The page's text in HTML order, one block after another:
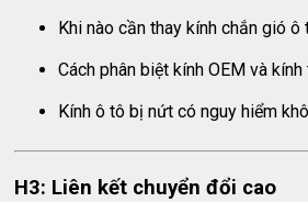
Khi nào cần thay kính chắn gió ô
Cách phân biệt kính OEM và
Kính ô tô bị nứt có nguy hiểm
H3: Liên kết chuyển đổi cao